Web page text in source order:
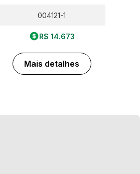
004121-1
R$ 14.673
Mais detalhes